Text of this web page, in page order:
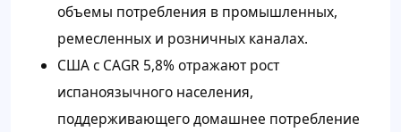
объемы потребления в промышленных,
ремесленных и розничных каналах.
США с CAGR 5,8% отражают рост
испаноязычного населения,
поддерживающего домашнее потребление